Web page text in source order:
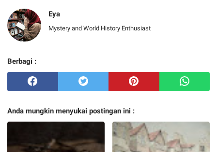
Eya
Mystery and World History Enthusiast
Berbagi :
Anda mungkin menyukai postingan ini :